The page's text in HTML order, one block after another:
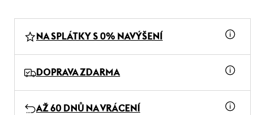
NA SPLÁTKY S 0% NAVÝŠENÍ
DOPRAVA ZDARMA
AŽ 60 DNŮ NA VRÁCENÍ